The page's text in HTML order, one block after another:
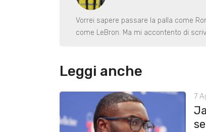
Vorrei sapere passare la palla come
come LeBron. Ma mi accontento di
Leggi anche
7